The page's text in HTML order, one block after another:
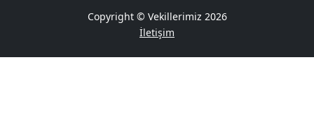
Copyright © Vekillerimiz 2026
İletişim